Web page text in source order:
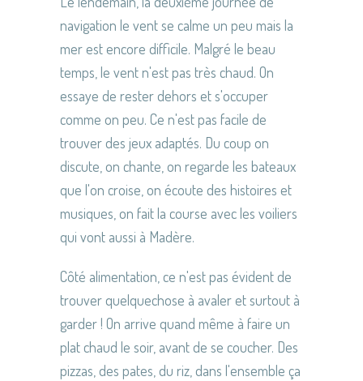
navigation le vent se calme un peu mais la
mer est encore difficile. Malgré le beau
temps, le vent n'est pas très chaud. On
essaye de rester dehors et s'occuper
comme on peu. Ce n'est pas facile de
trouver des jeux adaptés. Du coup on
discute, on chante, on regarde les bateaux
que l'on croise, on écoute des histoires et
musiques, on fait la course avec les voiliers
qui vont aussi à Madère.
Côté alimentation, ce n'est pas évident de
trouver quelquechose à avaler et surtout à
garder ! On arrive quand même à faire un
plat chaud le soir, avant de se coucher. Des
pizzas, des pates, du riz, dans l'ensemble ça